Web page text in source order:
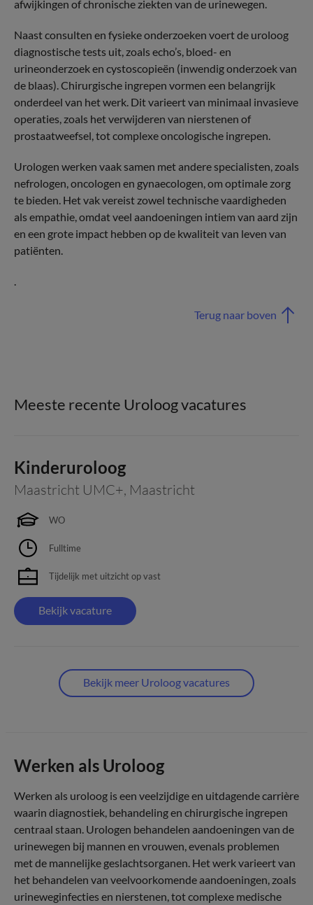
afwijkingen of chronische ziekten van de urinewegen.
Naast consulten en fysieke onderzoeken voert de uroloog
diagnostische tests uit, zoals echo’s, bloed- en
urineonderzoek en cystoscopieën (inwendig onderzoek van
de blaas). Chirurgische ingrepen vormen een belangrijk
onderdeel van het werk. Dit varieert van minimaal invasieve
operaties, zoals het verwijderen van nierstenen of
prostaatweefsel, tot complexe oncologische ingrepen.
Urologen werken vaak samen met andere specialisten, zoals
nefrologen, oncologen en gynaecologen, om optimale zorg
te bieden. Het vak vereist zowel technische vaardigheden
als empathie, omdat veel aandoeningen intiem van aard zijn
en een grote impact hebben op de kwaliteit van leven van
patiënten.
.
Terug naar boven
Meeste recente Uroloog vacatures
Kinderuroloog
Maastricht UMC+, Maastricht
WO
Fulltime
Tijdelijk met uitzicht op vast
Bekijk vacature
Bekijk meer Uroloog vacatures
Werken als Uroloog
Werken als uroloog is een veelzijdige en uitdagende carrière
waarin diagnostiek, behandeling en chirurgische ingrepen
centraal staan. Urologen behandelen aandoeningen van de
urinewegen bij mannen en vrouwen, evenals problemen
met de mannelijke geslachtsorganen. Het werk varieert van
het behandelen van veelvoorkomende aandoeningen, zoals
urineweginfecties en nierstenen, tot complexe medische